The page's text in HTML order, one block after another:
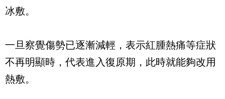
冰敷。
一旦察覺傷勢已逐漸減輕，表示紅腫熱痛等症狀
不再明顯時，代表進入復原期，此時就能夠改用
熱敷。